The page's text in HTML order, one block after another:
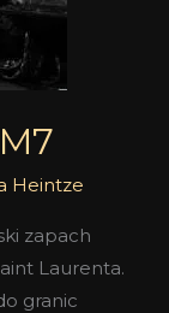
Heintze
zapach
Laurenta.
granic